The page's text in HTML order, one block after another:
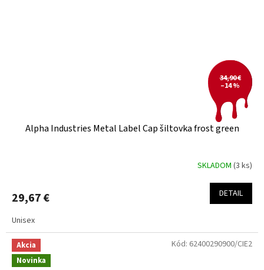
34,90 €
–14 %
Alpha Industries Metal Label Cap šiltovka frost green
SKLADOM (3 ks)
29,67 € DETAIL
Unisex
Akcia
Novinka
Kód: 62400290900/CIE2